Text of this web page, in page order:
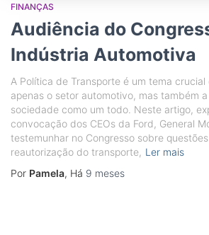
FINANÇAS
Audiência do
Indústria Automotiva
A Política de Transporte é um tema
apenas o setor automotivo, mas também
sociedade como um todo. Neste artigo,
convocação dos CEOs da Ford, General
testemunhar no Congresso sobre
reautorização do transporte, Ler mais
Por Pamela, Há 9 meses